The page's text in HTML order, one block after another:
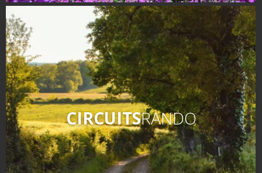
CIRCUITSRANDO